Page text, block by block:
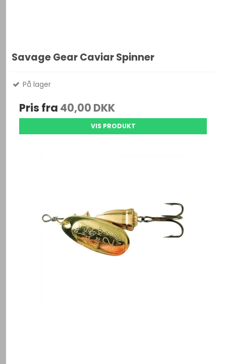
Savage Gear Caviar Spinner
På lager
Pris fra 40,00 DKK
VIS PRODUKT